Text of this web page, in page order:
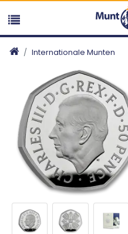
Internationale Munten